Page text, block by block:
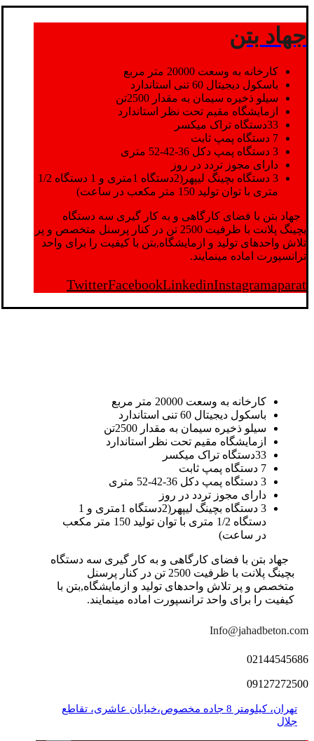
جهاد بتن
کارخانه به وسعت 20000 متر مربع
باسکول دیجیتال 60 تنی استاندارد
سیلو ذخیره سیمان به مقدار 2500تن
ازمایشگاه مقیم تحت نظر استاندارد
33دستگاه تراک میکسر
7 دستگاه پمپ ثابت
3 دستگاه پمپ دکل 36-42-52 متری
دارای مجوز تردد در روز
3 دستگاه بچینگ لیپهر(2دستگاه 1متری و 1 دستگاه 1/2
متری با توان تولید 150 متر مکعب در ساعت)
جهاد بتن با فضای کارگاهی و به کار گیری سه دستگاه
بچینگ پلانت با ظرفیت 2500 تن در کنار پرسنل متخصص و پر
تلاش واحدهای تولید و ازمایشگاه,بتن با کیفیت را برای واحد
ترانسپورت اماده مینمایند.
TwitterFacebookLinkedinInstagramaparat
کارخانه به وسعت 20000 متر مربع
باسکول دیجیتال 60 تنی استاندارد
سیلو ذخیره سیمان به مقدار 2500تن
ازمایشگاه مقیم تحت نظر استاندارد
33دستگاه تراک میکسر
7 دستگاه پمپ ثابت
3 دستگاه پمپ دکل 36-42-52 متری
دارای مجوز تردد در روز
3 دستگاه بچینگ لیپهر(2دستگاه 1متری و 1
دستگاه 1/2 متری با توان تولید 150 متر مکعب
در ساعت)
جهاد بتن با فضای کارگاهی و به کار گیری سه دستگاه
بچینگ پلانت با ظرفیت 2500 تن در کنار پرسنل
متخصص و پر تلاش واحدهای تولید و ازمایشگاه,بتن با
کیفیت را برای واحد ترانسپورت اماده مینمایند.
Info@jahadbeton.com
02144545686
09127272500
تهران، کیلومتر 8 جاده مخصوص،خیابان عاشری، تقاطع
جلال